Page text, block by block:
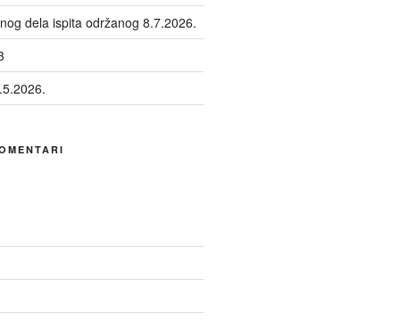
dela ispita održanog 8.7.2026.